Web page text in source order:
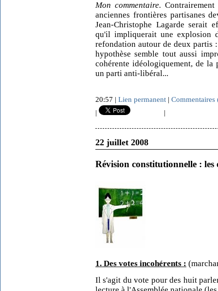
Mon commentaire.
anciennes frontières partisanes
Jean-Christophe Lagarde serait
qu'il impliquerait une explosion
refondation autour de deux partis
hypothèse semble tout aussi
cohérente idéologiquement, de
un parti anti-libéral...
20:57 | Lien permanent | Commentaires
|
|
22 juillet 2008
Révision constitutionnelle : les
1. Des votes incohérents :
Il s'agit du vote pour des huit